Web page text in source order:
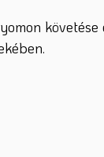
követése